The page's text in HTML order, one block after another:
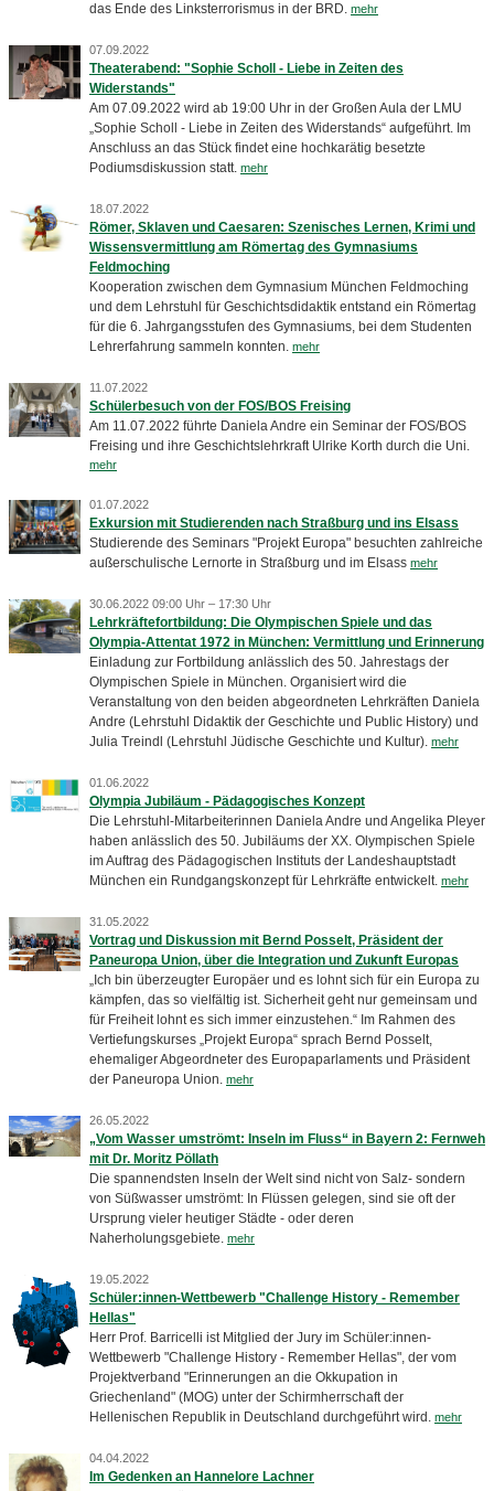
das Ende des Linksterrorismus in der BRD. mehr
07.09.2022
Theaterabend: "Sophie Scholl - Liebe in Zeiten des
Widerstands"
Am 07.09.2022 wird ab 19:00 Uhr in der Großen Aula der LMU
„Sophie Scholl - Liebe in Zeiten des Widerstands“ aufgeführt. Im
Anschluss an das Stück findet eine hochkarätig besetzte
Podiumsdiskussion statt. mehr
18.07.2022
Römer, Sklaven und Caesaren: Szenisches Lernen, Krimi und
Wissensvermittlung am Römertag des Gymnasiums
Feldmoching
Kooperation zwischen dem Gymnasium München Feldmoching
und dem Lehrstuhl für Geschichtsdidaktik entstand ein Römertag
für die 6. Jahrgangsstufen des Gymnasiums, bei dem Studenten
Lehrerfahrung sammeln konnten. mehr
11.07.2022
Schülerbesuch von der FOS/BOS Freising
Am 11.07.2022 führte Daniela Andre ein Seminar der FOS/BOS
Freising und ihre Geschichtslehrkraft Ulrike Korth durch die Uni.
mehr
01.07.2022
Exkursion mit Studierenden nach Straßburg und ins Elsass
Studierende des Seminars "Projekt Europa" besuchten zahlreiche
außerschulische Lernorte in Straßburg und im Elsass mehr
30.06.2022 09:00 Uhr – 17:30 Uhr
Lehrkräftefortbildung: Die Olympischen Spiele und das
Olympia-Attentat 1972 in München: Vermittlung und Erinnerung
Einladung zur Fortbildung anlässlich des 50. Jahrestags der
Olympischen Spiele in München. Organisiert wird die
Veranstaltung von den beiden abgeordneten Lehrkräften Daniela
Andre (Lehrstuhl Didaktik der Geschichte und Public History) und
Julia Treindl (Lehrstuhl Jüdische Geschichte und Kultur). mehr
01.06.2022
Olympia Jubiläum - Pädagogisches Konzept
Die Lehrstuhl-Mitarbeiterinnen Daniela Andre und Angelika Pleyer
haben anlässlich des 50. Jubiläums der XX. Olympischen Spiele
im Auftrag des Pädagogischen Instituts der Landeshauptstadt
München ein Rundgangskonzept für Lehrkräfte entwickelt. mehr
31.05.2022
Vortrag und Diskussion mit Bernd Posselt, Präsident der
Paneuropa Union, über die Integration und Zukunft Europas
„Ich bin überzeugter Europäer und es lohnt sich für ein Europa zu
kämpfen, das so vielfältig ist. Sicherheit geht nur gemeinsam und
für Freiheit lohnt es sich immer einzustehen.“ Im Rahmen des
Vertiefungskurses „Projekt Europa“ sprach Bernd Posselt,
ehemaliger Abgeordneter des Europaparlaments und Präsident
der Paneuropa Union. mehr
26.05.2022
„Vom Wasser umströmt: Inseln im Fluss“ in Bayern 2: Fernweh
mit Dr. Moritz Pöllath
Die spannendsten Inseln der Welt sind nicht von Salz- sondern
von Süßwasser umströmt: In Flüssen gelegen, sind sie oft der
Ursprung vieler heutiger Städte - oder deren
Naherholungsgebiete. mehr
19.05.2022
Schüler:innen-Wettbewerb "Challenge History - Remember
Hellas"
Herr Prof. Barricelli ist Mitglied der Jury im Schüler:innen-
Wettbewerb "Challenge History - Remember Hellas", der vom
Projektverband "Erinnerungen an die Okkupation in
Griechenland" (MOG) unter der Schirmherrschaft der
Hellenischen Republik in Deutschland durchgeführt wird. mehr
04.04.2022
Im Gedenken an Hannelore Lachner